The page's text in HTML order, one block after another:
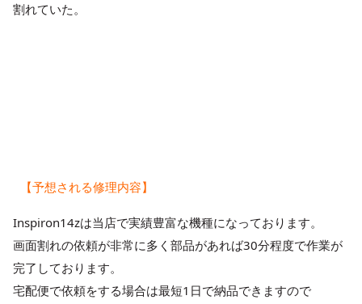
割れていた。
【予想される修理内容】
Inspiron14zは当店で実績豊富な機種になっております。
画面割れの依頼が非常に多く部品があれば30分程度で作業が
完了しております。
宅配便で依頼をする場合は最短1日で納品できますので